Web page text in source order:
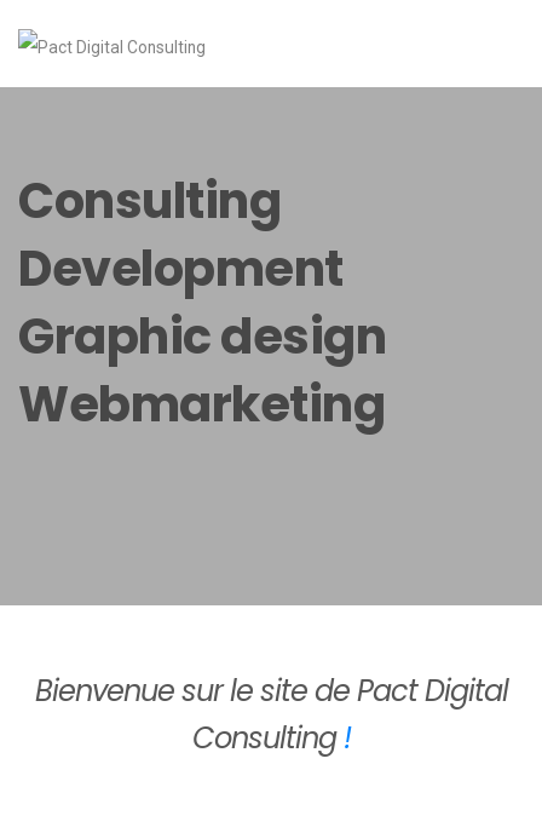
Consulting
Development
Graphic design
Webmarketing
Bienvenue sur le site de Pact Digital
Consulting!